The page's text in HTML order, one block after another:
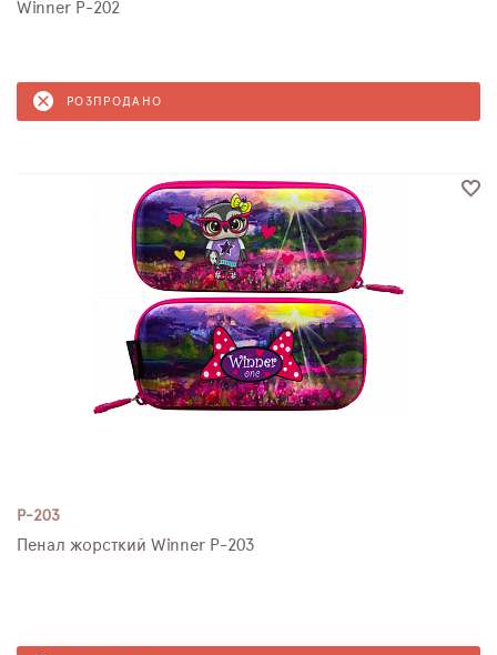
Winner P-202
РОЗПРОДАНО
P-203
Пенал жорсткий Winner P-203